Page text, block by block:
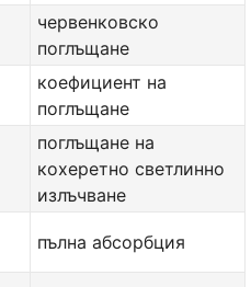
червенковско
поглъщане
коефициент на
поглъщане
поглъщане на
кохеретно светлинно
излъчване
пълна абсорбция